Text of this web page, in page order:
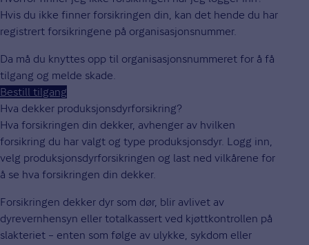
Hvis du ikke finner forsikringen din, kan det hende du har
registrert forsikringene på organisasjonsnummer.
Da må du knyttes opp til organisasjonsnummeret for å få
tilgang og melde skade.
Bestill tilgang
Hva dekker produksjonsdyrforsikring?
Hva forsikringen din dekker, avhenger av hvilken
forsikring du har valgt og type produksjonsdyr. Logg inn,
velg produksjonsdyrforsikringen og last ned vilkårene for
å se hva forsikringen din dekker.
Forsikringen dekker dyr som dør, blir avlivet av
dyrevernhensyn eller totalkassert ved kjøttkontrollen på
slakteriet – enten som følge av ulykke, sykdom eller